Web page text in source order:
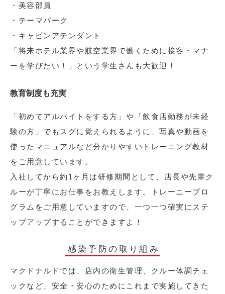
・美容部員
・テーマパーク
・キャビンアテンダント
「将来ホテル業界や航空業界で働くために接客・マナ
ーを学びたい！」という学生さんも大歓迎！
教育制度も充実
「初めてアルバイトをする方」や「飲食店勤務が未経
験の方」でもスグに覚えられるように、写真や動画を
使ったマニュアルなど分かりやすいトレーニング教材
をご用意しています。
入社してから約1ヶ月は研修期間として、店長や先輩ク
ルーが丁寧にお仕事をお教えします。トレーニープロ
グラムをご用意していますので、一つ一つ確実にステ
ップアップすることができますよ！
感染予防の取り組み
マクドナルドでは、店内の衛生管理、クルー体調チェ
ックなど、安全・安心のためにこれまで実施してきた